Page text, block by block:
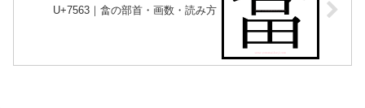
U+7563｜畣の部首・画数・読み方